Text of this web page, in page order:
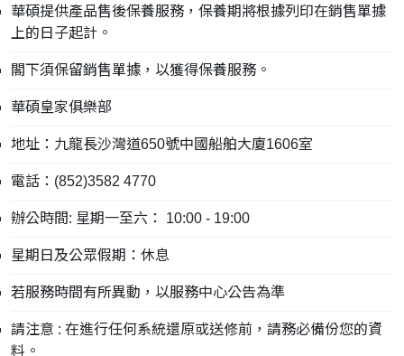
華碩提供產品售後保養服務，保養期將根據列印在銷售單據
上的日子起計。
閣下須保留銷售單據，以獲得保養服務。
華碩皇家俱樂部
地址：九龍長沙灣道650號中國船舶大廈1606室
電話：(852)3582 4770
辦公時間: 星期一至六： 10:00 - 19:00
星期日及公眾假期：休息
若服務時間有所異動，以服務中心公告為準
請注意 : 在進行任何系統還原或送修前，請務必備份您的資
料。